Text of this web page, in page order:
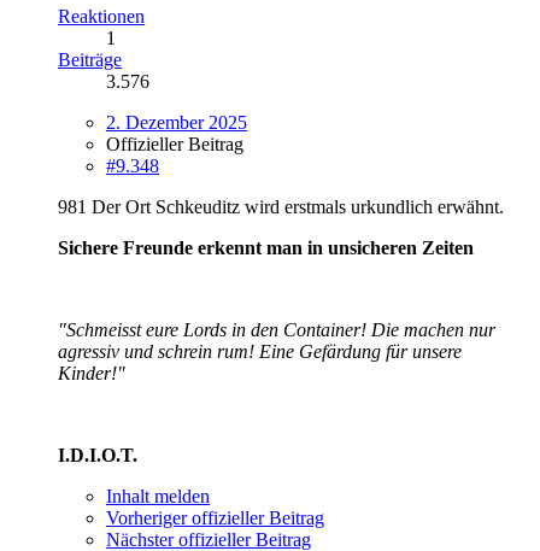
Reaktionen
1
Beiträge
3.576
2. Dezember 2025
Offizieller Beitrag
#9.348
981 Der Ort Schkeuditz wird erstmals urkundlich erwähnt.
Sichere Freunde erkennt man in unsicheren Zeiten
"Schmeisst eure Lords in den Container! Die machen nur
agressiv und schrein rum! Eine Gefärdung für unsere
Kinder!"
I.D.I.O.T.
Inhalt melden
Vorheriger offizieller Beitrag
Nächster offizieller Beitrag